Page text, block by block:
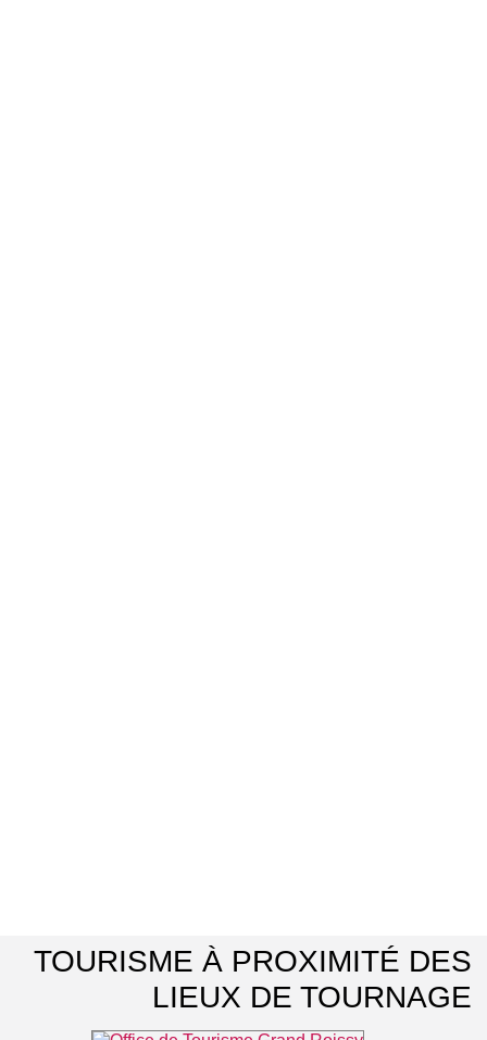
TOURISME À PROXIMITÉ DES
LIEUX DE TOURNAGE